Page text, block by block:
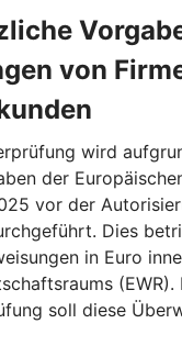
von
wird
der
vor der
Dies
in Euro
(EWR).
soll diese